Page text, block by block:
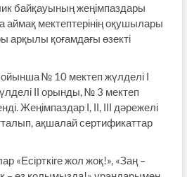
байқауының жеңімпаздары
аймақ мектептерінің оқушылары
арқылы қоғамдағы өзекті
№ 10 мектеп жүлделі І
ІІ орынды, № 3 мектеп
Жеңімпаздар І, ІІ, ІІІ дәрежелі
ақшалай сертификаттар
«Есірткіге жол жоқ!», «Заң –